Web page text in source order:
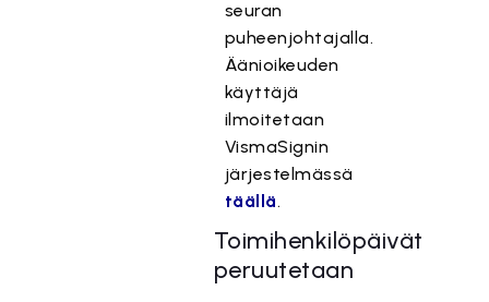
seuran
puheenjohtajalla.
Äänioikeuden
käyttäjä
ilmoitetaan
VismaSignin
järjestelmässä
täällä.
Toimihenkilöpäivät
peruutetaan